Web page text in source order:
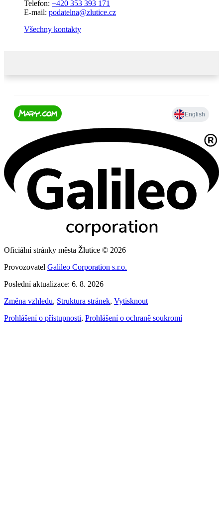
Telefon: +420 353 393 171
E-mail: podatelna@zlutice.cz
Všechny kontakty
Oficiální stránky města Žlutice © 2026
Provozovatel Galileo Corporation s.r.o.
Poslední aktualizace: 6. 8. 2026
Změna vzhledu, Struktura stránek, Vytisknout
Prohlášení o přístupnosti, Prohlášení o ochraně soukromí